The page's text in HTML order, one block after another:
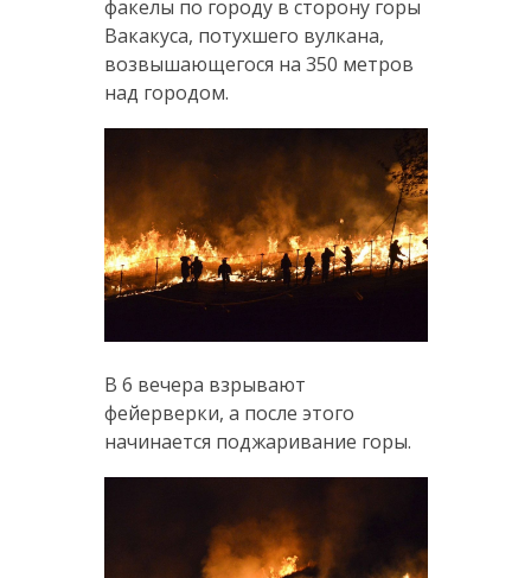
факелы по городу в сторону горы
Вакакуса, потухшего вулкана,
возвышающегося на 350 метров
над городом.
В 6 вечера взрывают
фейерверки, а после этого
начинается поджаривание горы.